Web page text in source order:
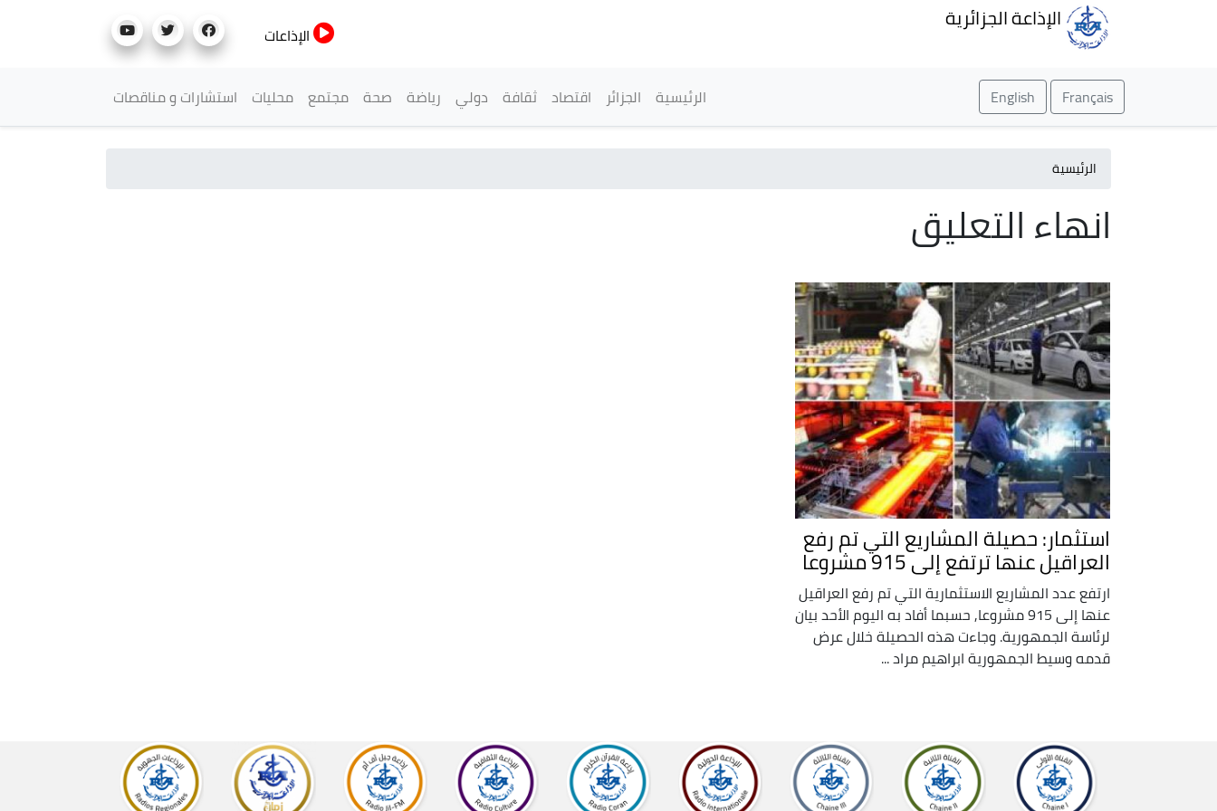
الإذاعة الجزائرية
الإذاعات
Français
English القائمة الرئيسية
الرئيسية الجزائر اقتصاد ثقافة دولي رياضة صحة مجتمع محليات استشارات و مناقصات
الرئيسية
انهاء التعليق
استثمار: حصيلة المشاريع التي تم رفع
العراقيل عنها ترتفع إلى 915 مشروعا
ارتفع عدد المشاريع الاستثمارية التي تم رفع العراقيل
عنها إلى 915 مشروعا, حسبما أفاد به اليوم الأحد بيان
لرئاسة الجمهورية. وجاءت هذه الحصيلة خلال عرض
قدمه وسيط الجمهورية ابراهيم مراد ...